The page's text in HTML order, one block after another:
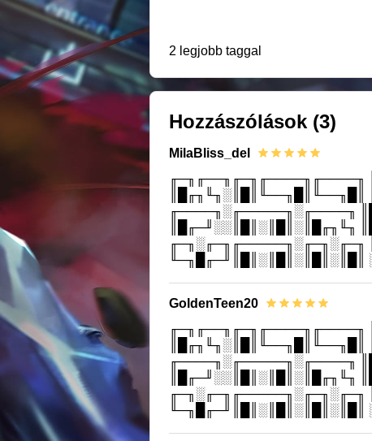
2 legjobb taggal
Hozzászólások (3)
MilaBliss_del
╓────╖░╓─────╖░╓────╖
║█╓─╜░░║█║░║█║░║█╓╖╙╖
╓─╖░╓─╖╓─────╖░╓─╖░╓─╖
GoldenTeen20
╓────╖░╓─────╖░╓────╖
║█╓─╜░░║█║░║█║░║█╓╖╙╖
╓─╖░╓─╖╓─────╖░╓─╖░╓─╖